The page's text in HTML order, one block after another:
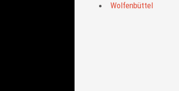
Wolfenbüttel